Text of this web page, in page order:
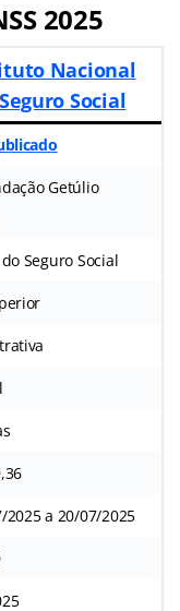
2025
Nacional
Social
Getúlio
Seguro Social
2025 a 20/07/2025